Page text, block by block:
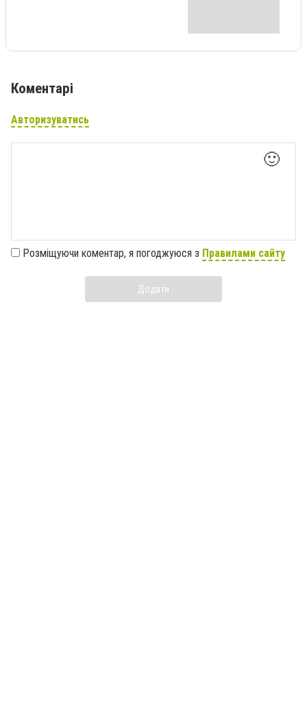
Коментарі
Авторизуватись
🙂
Розміщуючи коментар, я погоджуюся з Правилами сайту
Додати